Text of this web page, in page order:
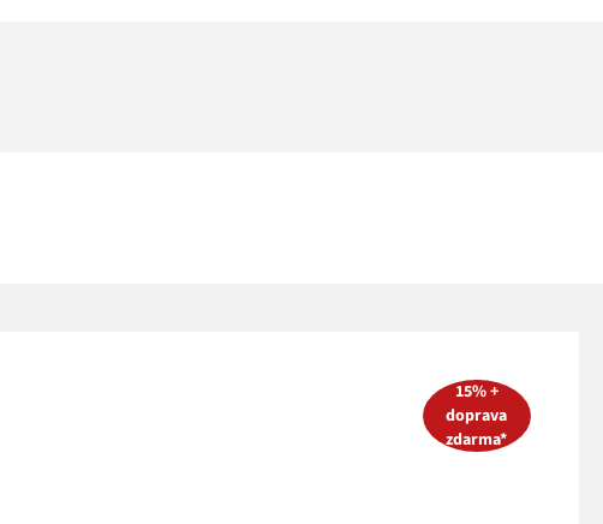
15% +
doprava
zdarma*